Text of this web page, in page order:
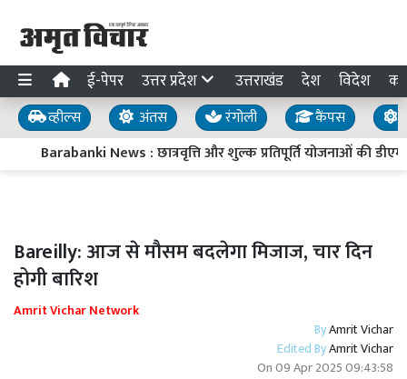
ई-पेपर उत्तर प्रदेश उत्तराखंड देश विदेश
व्हील्स अंतस रंगोली कैंपस
Barabanki News : छात्रवृत्ति और शुल्क प्रतिपूर्ति योजनाओं की
Bareilly: आज से मौसम बदलेगा मिजाज, चार दिन
होगी बारिश
Amrit Vichar Network
ByAmrit Vichar
Edited ByAmrit Vichar
On09 Apr 2025 09:43:58